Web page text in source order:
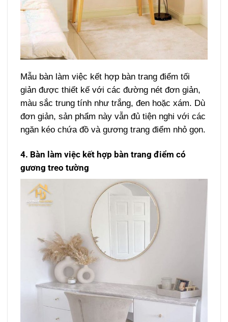
Mẫu bàn làm việc kết hợp bàn trang điểm tối
giản được thiết kế với các đường nét đơn giản,
màu sắc trung tính như trắng, đen hoặc xám. Dù
đơn giản, sản phẩm này vẫn đủ tiện nghi với các
ngăn kéo chứa đồ và gương trang điểm nhỏ gọn.
4. Bàn làm việc kết hợp bàn trang điểm có
gương treo tường